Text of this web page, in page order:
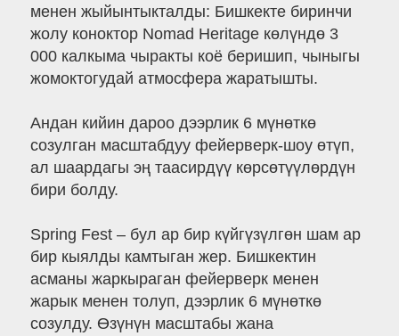
менен жыйынтыкталды: Бишкекте биринчи
жолу коноктор Nomad Heritage көлүндө 3
000 калкыма чыракты коё беришип, чыныгы
жомоктогудай атмосфера жаратышты.
Андан кийин дароо дээрлик 6 мүнөткө
созулган масштабдуу фейерверк-шоу өтүп,
ал шаардагы эң таасирдүү көрсөтүүлөрдүн
бири болду.
Spring Fest – бул ар бир күйгүзүлгөн шам ар
бир кыялды камтыган жер. Бишкектин
асманы жаркыраган фейерверк менен
жарык менен толуп, дээрлик 6 мүнөткө
созулду. Өзүнүн масштабы жана